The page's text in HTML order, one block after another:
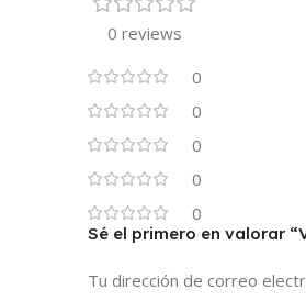
0 reviews
0
0
0
0
0
Sé el primero en valorar
Tu dirección de correo